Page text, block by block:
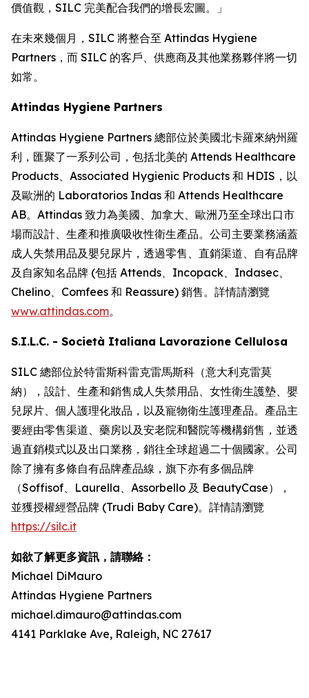
價值觀，SILC 完美配合我們的增長宏圖。」
在未來幾個月，SILC 將整合至 Attindas Hygiene
Partners，而 SILC 的客戶、供應商及其他業務夥伴將一切
如常。
Attindas Hygiene Partners
Attindas Hygiene Partners 總部位於美國北卡羅來納州羅
利，匯聚了一系列公司，包括北美的 Attends Healthcare
Products、Associated Hygienic Products 和 HDIS，以
及歐洲的 Laboratorios Indas 和 Attends Healthcare
AB。Attindas 致力為美國、加拿大、歐洲乃至全球出口市
場而設計、生產和推廣吸收性衛生產品。公司主要業務涵蓋
成人失禁用品及嬰兒尿片，透過零售、直銷渠道、自有品牌
及自家知名品牌 (包括 Attends、Incopack、Indasec、
Chelino、Comfees 和 Reassure) 銷售。詳情請瀏覽
www.attindas.com。
S.I.L.C. - Società Italiana Lavorazione Cellulosa
SILC 總部位於特雷斯科雷克雷馬斯科（意大利克雷莫
納），設計、生產和銷售成人失禁用品、女性衛生護墊、嬰
兒尿片、個人護理化妝品，以及寵物衛生護理產品。產品主
要經由零售渠道、藥房以及安老院和醫院等機構銷售，並透
過直銷模式以及出口業務，銷往全球超過二十個國家。公司
除了擁有多條自有品牌產品線，旗下亦有多個品牌
（Soffisof、Laurella、Assorbello 及 BeautyCase），
並獲授權經營品牌 (Trudi Baby Care)。詳情請瀏覽
https://silc.it
如欲了解更多資訊，請聯絡：
Michael DiMauro
Attindas Hygiene Partners
michael.dimauro@attindas.com
4141 Parklake Ave, Raleigh, NC 27617